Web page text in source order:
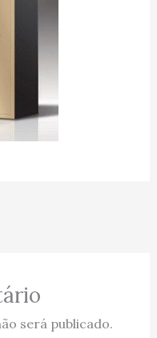
será publicado.